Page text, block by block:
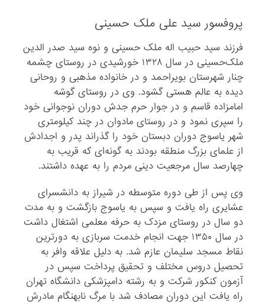
پروفسور سید علی ملک‌ حسینی
فرزند سید حبیب اله ملک‌ حسینی و نوه سید صدر الدین
ملک‌حسینی در سال ۱۳۲۸ خورشیدی در روستای چشمه
چنار شهرستان بویراحمد و در خانواده مذهبی و روحانی
دیده به عالم هستی گشود. وی در روستای گوشه
امامزاده قاسم و در جوار حرم جدش دوران نوجوانی خود
را سپری نمود و در روستای مادوان در چند کیلومتری
شهر یاسوج دوران دبستان خود را گذراند پدر و اجدادش
از علمای بزرگ منطقه بودند به گونه‌ای که قریب به
چهارصد سال مرجعیت دینی مردم را به عهده داشتند.
وی پس از طی دوره متوسطه در شیراز به دانشسرای
عشایری راه یافت و سپس به یاسوج بازگشت و به مدت
دو سال در روستای مزدک به حرفه معلمی اشتغال داشت
در سال ۱۳۵۰ جهت انجام خدمت سربازی به دورترین
نقاط مسجد سلیمان عازم شد. به دلیل علاقه وافر به
تحصیل دروس مختلف و تحقیق پرداخت سپس در
آزمون کنکور شرکت و به رشته دامپزشکی دانشگاه تهران
راه یافت این دوران مصادف شد با مرگ نابهنگام مادرش